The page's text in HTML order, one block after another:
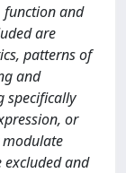
function and
are
patterns of
and
specifically
or
excluded and